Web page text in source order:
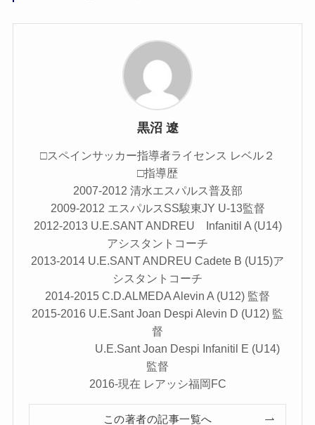
黒沼 遼
□スペインサッカー指導者ライセンス レベル２
□指導歴
2007-2012 清水エスパルス普及部
2009-2012 エスパルスSS駿東JY U-13監督
2012-2013 U.E.SANT ANDREU Infanitil A (U14)
アシスタントコーチ
2013-2014 U.E.SANT ANDREU Cadete B (U15)ア
シスタントコーチ
2014-2015 C.D.ALMEDA Alevin A (U12) 監督
2015-2016 U.E.Sant Joan Despi Alevin D (U12) 監
督
U.E.Sant Joan Despi Infanitil E (U14)
監督
2016-現在 レアッシ福岡FC
この著者の記事一覧へ